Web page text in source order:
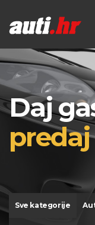
Daj
predaj
Sve kategorije